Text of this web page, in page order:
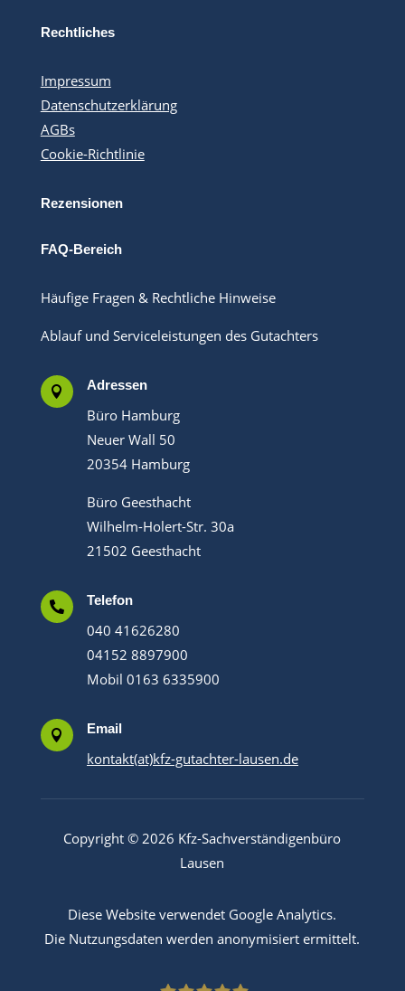
Rechtliches
Impressum
Datenschutzerklärung
AGBs
Cookie-Richtlinie
Rezensionen
FAQ-Bereich
Häufige Fragen & Rechtliche Hinweise
Ablauf und Serviceleistungen des Gutachters
 Adressen
Büro Hamburg
Neuer Wall 50
20354 Hamburg
Büro Geesthacht
Wilhelm-Holert-Str. 30a
21502 Geesthacht
 Telefon
040 41626280
04152 8897900
Mobil 0163 6335900
 Email
kontakt(at)kfz-gutachter-lausen.de
Copyright © 2026 Kfz-Sachverständigenbüro
Lausen
Diese Website verwendet Google Analytics.
Die Nutzungsdaten werden anonymisiert ermittelt.